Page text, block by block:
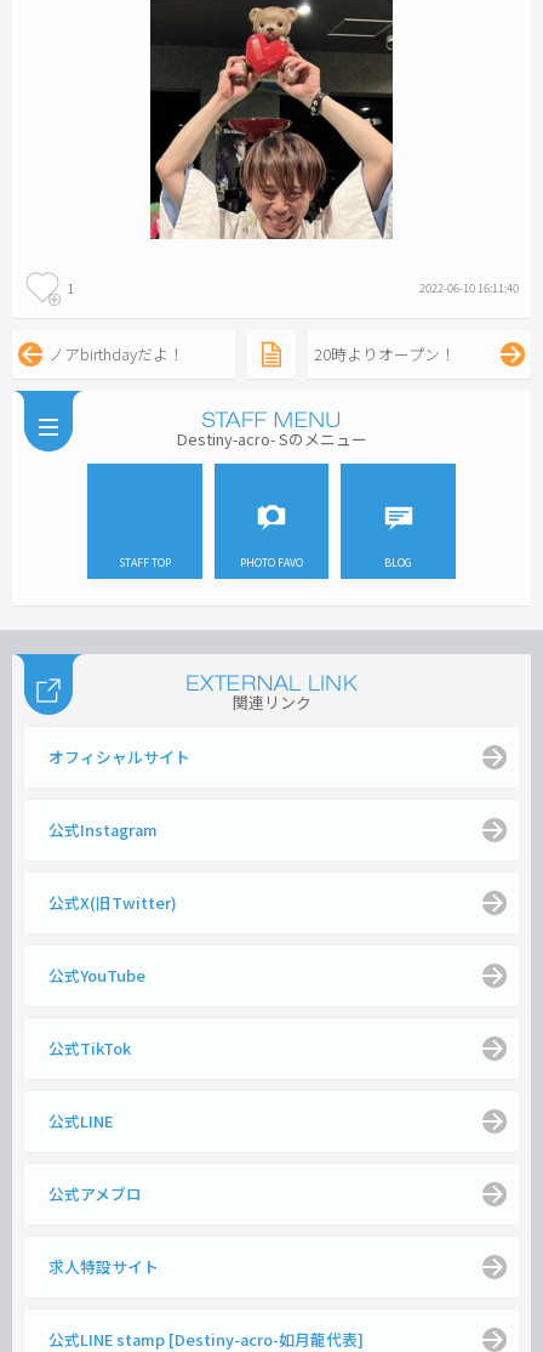
1 2022-06-10 16:11:40
ノアbirthdayだよ！ 20時よりオープン！
Destiny-acro- Sのメニュー
STAFF TOP PHOTO FAVO BLOG
関連リンク
オフィシャルサイト
公式Instagram
公式X(旧Twitter)
公式YouTube
公式TikTok
公式LINE
公式アメブロ
求人特設サイト
公式LINE stamp [Destiny-acro-如月龍代表]